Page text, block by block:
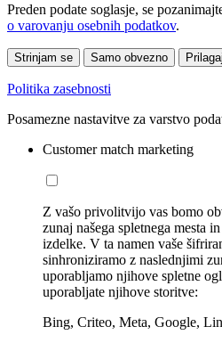
Preden podate soglasje, se
o varovanju osebnih podatkov.
Strinjam se Samo obvezno
Politika zasebnosti
Posamezne nastavitve za varstvo
Customer match marketing
Z vašo privolitvijo vas bomo
zunaj našega spletnega mesta
izdelke. V ta namen vaše
sinhroniziramo z naslednjimi
uporabljamo njihove spletne
uporabljate njihove storitve:
Bing, Criteo, Meta, Google,